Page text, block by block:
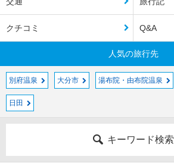
クチコミ Q&A
人気の旅行先
別府温泉 大分市 湯布院・由布院温泉
日田
キーワード検索